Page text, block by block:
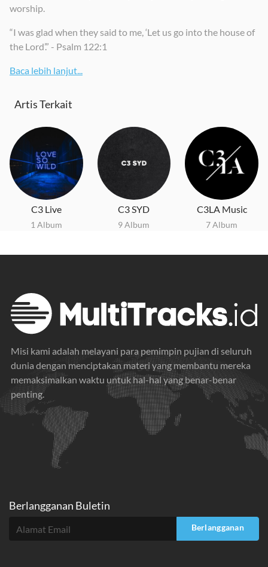
worship.
“I was glad when they said to me, ‘Let us go into the house of
the Lord’.” - Psalm 122:1
Baca lebih lanjut...
Artis Terkait
C3 Live
1 Album
C3 SYD
9 Album
C3LA Music
7 Album
Misi kami adalah melayani para pemimpin pujian di seluruh
dunia dengan menciptakan materi yang membantu mereka
memaksimalkan waktu untuk hal-hal yang benar-benar
penting.
Berlangganan Buletin
Berlangganan